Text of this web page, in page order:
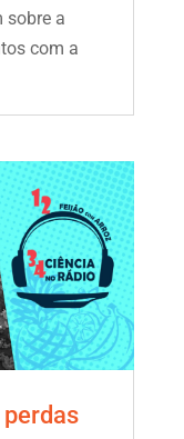
sobre a
com a